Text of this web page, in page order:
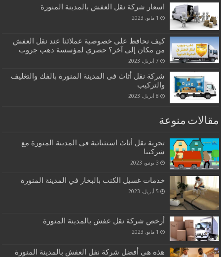
اسعار شركة نقل العفش بالمدينة المنورة
1 مايو، 2023
كيف نحافظ على خصوصية عملائنا عند نقل العفش
من مكان إلى آخر؟ حصري لمؤسسة دهب جروب
7 أبريل، 2023
شركة نقل أثاث فى المدينة المنورة بالفك والتغليف
والتركيب
8 أبريل، 2023
مقالات منوعة
تجربة نقل أثاث استثنائية في المدينة المنورة مع
شركتنا
3 يونيو، 2023
خدمات غسيل الكنب بالبخار في المدينة المنورة
5 أبريل، 2023
أرخص شركة نقل عفش بالمدينة المنورة
1 مايو، 2023
هذه هى أفضل شركة نقل العفش بالمدينة المنورة